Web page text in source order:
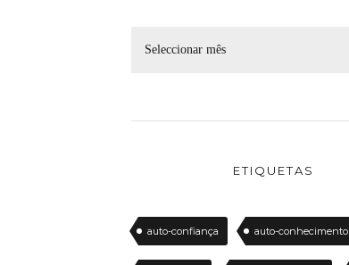
Seleccionar mês
ETIQUETAS
auto-confiança auto-conhecimento